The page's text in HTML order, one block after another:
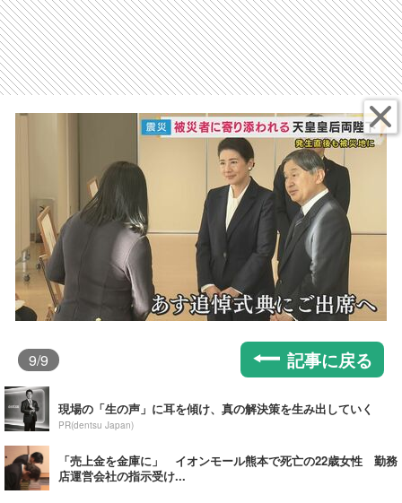
9/9 記事に戻る
現場の「生の声」に耳を傾け、真の解決策を生み出していく
PR(dentsu Japan)
「売上金を金庫に」 イオンモール熊本で死亡の22歳女性 勤務
店運営会社の指示受け...